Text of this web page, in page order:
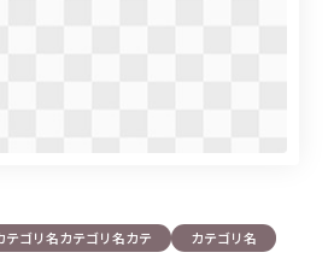
テゴリ名カテゴリ名カテ カテゴリ名